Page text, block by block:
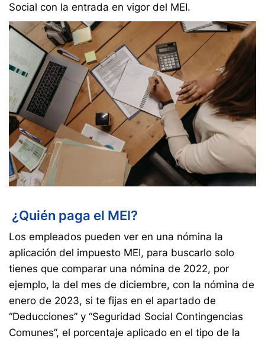
Social con la entrada en vigor del MEI.
¿Quién paga el MEI?
Los empleados pueden ver en una nómina la
aplicación del impuesto MEI, para buscarlo solo
tienes que comparar una nómina de 2022, por
ejemplo, la del mes de diciembre, con la nómina de
enero de 2023, si te fijas en el apartado de
“Deducciones” y “Seguridad Social Contingencias
Comunes”, el porcentaje aplicado en el tipo de la